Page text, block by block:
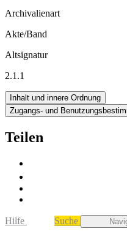
Archivalienart
Akte/Band
Altsignatur
2.1.1
Inhalt und innere Ordnung
Zugangs- und
Teilen
Hilfe Suche